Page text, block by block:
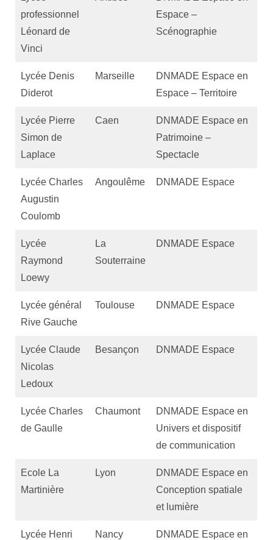
professionnel
Léonard de
Vinci
Espace –
Scénographie
Lycée Denis
Diderot
Marseille
DNMADE Espace en
Espace – Territoire
Lycée Pierre
Simon de
Laplace
Caen
DNMADE Espace en
Patrimoine –
Spectacle
Lycée Charles
Augustin
Coulomb
Angoulême DNMADE Espace
Lycée
Raymond
Loewy
La
Souterraine
DNMADE Espace
Lycée général
Rive Gauche
Toulouse DNMADE Espace
Lycée Claude
Nicolas
Ledoux
Besançon DNMADE Espace
Lycée Charles
de Gaulle
Chaumont
DNMADE Espace en
Univers et dispositif
de communication
Ecole La
Martinière
Lyon
DNMADE Espace en
Conception spatiale
et lumière
Lycée Henri
Nancy
DNMADE Espace en